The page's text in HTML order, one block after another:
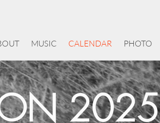
MUSIC CALENDAR PHOTO
2025